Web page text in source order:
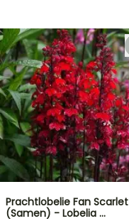
Prachtlobelie Fan Scarlet
(Samen) - Lobelia …